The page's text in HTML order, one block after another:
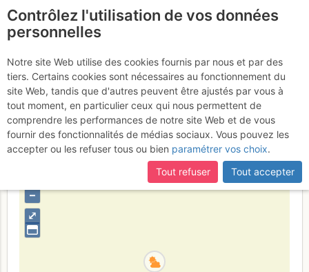
Tête des Toillies : Arête
NE
Lundi 31 juillet 2017
France Hautes-Alpes Queyras S - Parpaillon - Ubaye -
Orrenaye
⤢
–
Contrôlez l'utilisation de vos données
personnelles
Notre site Web utilise des cookies fournis par nous et par des
tiers. Certains cookies sont nécessaires au fonctionnement du
site Web, tandis que d'autres peuvent être ajustés par vous à
tout moment, en particulier ceux qui nous permettent de
comprendre les performances de notre site Web et de vous
fournir des fonctionnalités de médias sociaux. Vous pouvez les
accepter ou les refuser tous ou bien paramétrer vos choix.
Tout refuser
Tout accepter